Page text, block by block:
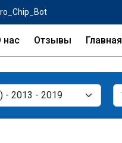
нас Отзывы Главная